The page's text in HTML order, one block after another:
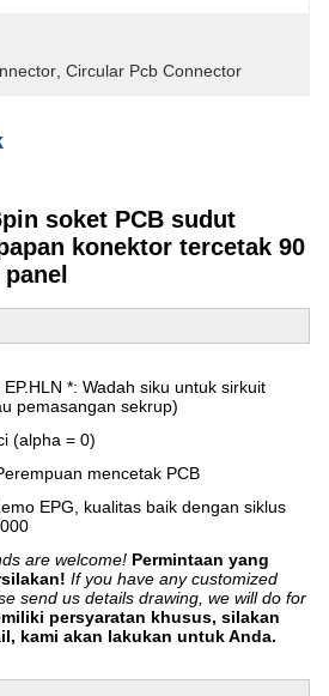
Circular Pcb Connector
soket PCB sudut
konektor tercetak 90
*: Wadah siku untuk sirkuit
pemasangan sekrup)
(alpha = 0)
mencetak PCB
EPG, kualitas baik dengan siklus
are welcome! Permintaan yang
If you have any customized
send us details drawing, we will do for
persyaratan khusus, silakan
kami akan lakukan untuk Anda.